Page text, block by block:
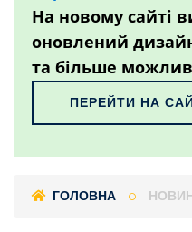
На новому сайті
оновлений
та більше
ПЕРЕЙТИ НА
ГОЛОВНА